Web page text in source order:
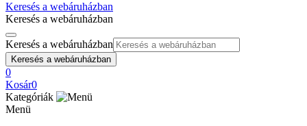
Keresés a webáruházban
Keresés a webáruházban
Keresés a webáruházban
Keresés a webáruházban
0
Kosár0
Kategóriák
Menü